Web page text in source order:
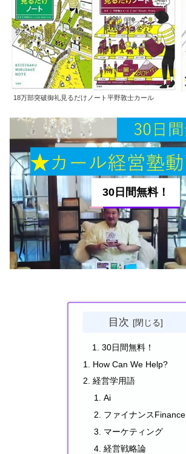
18万部突破御礼見るだけノート平野敦士カール
30日間無料！
目次
30日間無料！
How Can We Help?
経営学用語
Ai
ファイナンスFinance
マーケティング
経営戦略論